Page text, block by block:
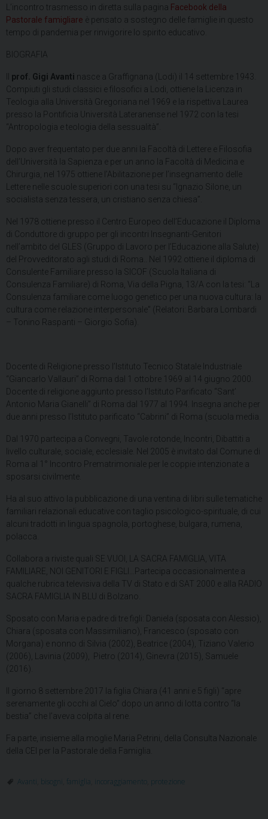
L’incontro trasmesso in diretta sulla pagina Facebook della
Pastorale famigliare è pensato a sostegno delle famiglie in questo
tempo di pandemia per rinvigorire lo spirito educativo.
BIOGRAFIA
prof. Gigi Avanti nasce a Graffignana (Lodi) il 14 settembre 1943.
Compiuti gli studi classici e filosofici a Lodi, ottiene la Licenza in
Teologia alla Università Gregoriana nel 1969 e la rispettiva Laurea
presso la Pontificia Università Lateranense nel 1972 con la tesi
“Antropologia e teologia della sessualità”.
Dopo aver frequentato per due anni la Facoltà di Lettere e Filosofia
dell’Università la Sapienza e per un anno la Facoltà di Medicina e
Chirurgia, nel 1975 ottiene l’Abilitazione per l’insegnamento delle
Lettere nelle scuole superiori con una tesi su “Ignazio Silone, un
socialista senza tessera, un cristiano senza chiesa”.
Nel 1978 ottiene presso il Centro Europeo dell’Educazione il Diploma
di Conduttore di gruppo per gli incontri Insegnanti-Genitori
nell’ambito del GLES (Gruppo di Lavoro per l’Educazione alla Salute)
del Provveditorato agli studi di Roma.. Nel 1992 ottiene il diploma di
Consulente Familiare presso la SICOF (Scuola Italiana di
Consulenza Familiare) di Roma, Via della Pigna, 13/A con la tesi: “La
Consulenza familiare come luogo genetico per una nuova cultura: la
cultura come relazione interpersonale” (Relatori: Barbara Lombardi
– Tonino Raspanti – Giorgio Sofia).
Docente di Religione presso l’Istituto Tecnico Statale Industriale
“Giancarlo Vallauri” di Roma dal 1 ottobre 1969 al 14 giugno 2000.
Docente di religione aggiunto presso l’Istituto Parificato “Sant’
Antonio Maria Gianelli” di Roma dal 1977 al 1994. Insegna anche per
due anni presso l’Istituto parificato “Cabrini” di Roma (scuola media.
Dal 1970 partecipa a Convegni, Tavole rotonde, Incontri, Dibattiti a
livello culturale, sociale, ecclesiale. Nel 2005 è invitato dal Comune di
Roma al 1° Incontro Prematrimoniale per le coppie intenzionate a
sposarsi civilmente.
Ha al suo attivo la pubblicazione di una ventina di libri sulle tematiche
familiari relazionali educative con taglio psicologico-spirituale, di cui
alcuni tradotti in lingua spagnola, portoghese, bulgara, rumena,
polacca.
Collabora a riviste quali SE VUOI, LA SACRA FAMIGLIA, VITA
FAMILIARE, NOI GENITORI E FIGLI…Partecipa occasionalmente a
qualche rubrica televisiva della TV di Stato e di SAT 2000 e alla RADIO
SACRA FAMIGLIA IN BLU di Bolzano.
Sposato con Maria e padre di tre figli: Daniela (sposata con Alessio),
Chiara (sposata con Massimiliano), Francesco (sposato con
Morgana) e nonno di Silvia (2002), Beatrice (2004), Tiziano Valerio
(2006), Lavinia (2009), Pietro (2014), Ginevra (2015), Samuele
(2016).
Il giorno 8 settembre 2017 la figlia Chiara (41 anni e 5 figli) “apre
serenamente gli occhi al Cielo” dopo un anno di lotta contro “la
bestia” che l’aveva colpita al rene.
Fa parte, insieme alla moglie Maria Petrini, della Consulta Nazionale
della CEI per la Pastorale della Famiglia.
Avanti bisogni famiglia incoraggiamento protezione